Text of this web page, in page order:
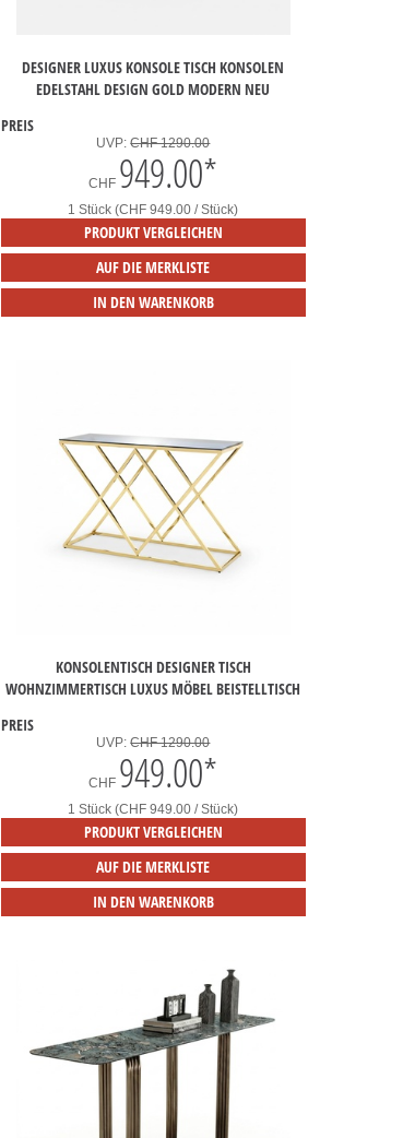
DESIGNER LUXUS KONSOLE TISCH KONSOLEN
EDELSTAHL DESIGN GOLD MODERN NEU
PREIS
UVP:CHF 1290.00
CHF 949.00*
1 Stück (CHF 949.00 / Stück)
PRODUKT VERGLEICHEN
AUF DIE MERKLISTE
IN DEN WARENKORB
KONSOLENTISCH DESIGNER TISCH
WOHNZIMMERTISCH LUXUS MÖBEL BEISTELLTISCH
PREIS
UVP:CHF 1290.00
CHF 949.00*
1 Stück (CHF 949.00 / Stück)
PRODUKT VERGLEICHEN
AUF DIE MERKLISTE
IN DEN WARENKORB